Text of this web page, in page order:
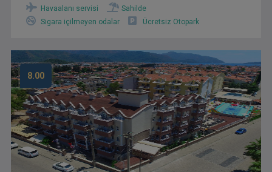
Havaalanı servisi
Sahilde
Sigara içilmeyen odalar
Ücretsiz Otopark
8.00